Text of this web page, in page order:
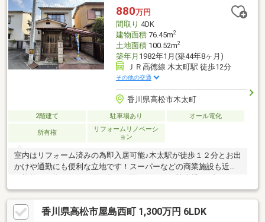
880万円
間取り 4DK
建物面積76.45m2
土地面積100.52m2
築年月 1982年1月(築44年8ヶ月)
ＪＲ高徳線 木太町駅 徒歩12分
その他の交通
香川県高松市木太町
2階建て 駐車場あり オール電化
所有権
リフォームリノベーシ
ョン
室内はリフォーム済みの為即入居可能♪木太駅が徒歩１２分とお出
かけや通勤にも便利な立地です！スーパーなどの商業施設も近隣
に複数ある為日々のお買い物にも困りません。駐車場は1台となり
ます。（屋根付き）
香川県高松市屋島西町 1,300万円 6LDK